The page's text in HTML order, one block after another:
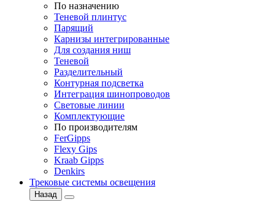
По назначению
Теневой плинтус
Парящий
Карнизы интегрированные
Для создания ниш
Теневой
Разделительный
Контурная подсветка
Интеграция шинопроводов
Световые линии
Комплектующие
По производителям
FerGipps
Flexy Gips
Kraab Gipps
Denkirs
Трековые системы освещения
Назад